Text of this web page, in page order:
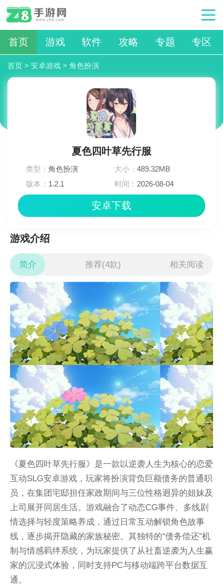
首页 游戏 软件 攻略 专题 专区
首页 > 安卓游戏 > 角色扮演
夏色四叶草先行服
类型：角色扮演 大小：489.32MB
版本： 1.2.1 时间： 2026-08-04
安卓下载
游戏介绍
简介 推荐(4款) 相关阅读
《夏色四叶草先行服》是一款以逆袭人生为核心的恋爱
互动SLG安卓游戏，玩家将扮演背负巨额债务的普通职
员，在集团宅邸担任家政期间与三位性格迥异的姐妹及
上司展开同居生活。游戏融合了动态CG事件、多线剧
情选择与轻度策略养成，通过日常互动解锁角色故事
线，逐步揭开隐藏的家族秘密。其独特的“债务偿还”机
制与情感羁绊系统，为玩家提供了从社畜逆袭为人生赢
家的沉浸式体验，同时支持PC与移动端跨平台数据互
通。